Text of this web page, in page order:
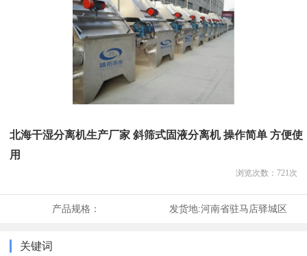
北海干湿分离机生产厂家 斜筛式固液分离机 操作简单 方便使
用
浏览次数： 721次
产品规格： 发货地:河南省驻马店驿城区
关键词